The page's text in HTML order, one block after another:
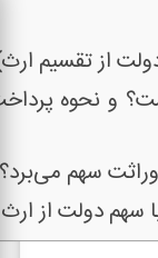
دولت از تقسیم
و نحوه
سهم می‌برد؟
سهم دولت از